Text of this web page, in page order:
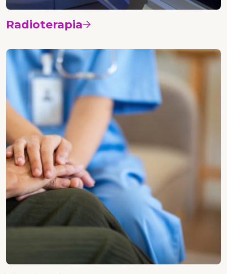
Radioterapia Vedi i corsi
Nursing